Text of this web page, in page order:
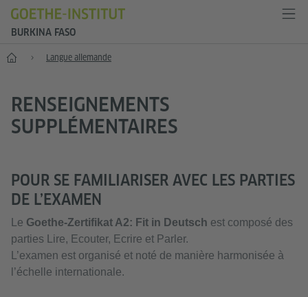
BURKINA FASO
Accueil Langue allemande
RENSEIGNEMENTS
SUPPLÉMENTAIRES
POUR SE FAMILIARISER AVEC LES PARTIES
DE L’EXAMEN
Le Goethe-Zertifikat A2: Fit in Deutsch est composé des
parties Lire, Ecouter, Ecrire et Parler.
L’examen est organisé et noté de manière harmonisée à
l’échelle internationale.